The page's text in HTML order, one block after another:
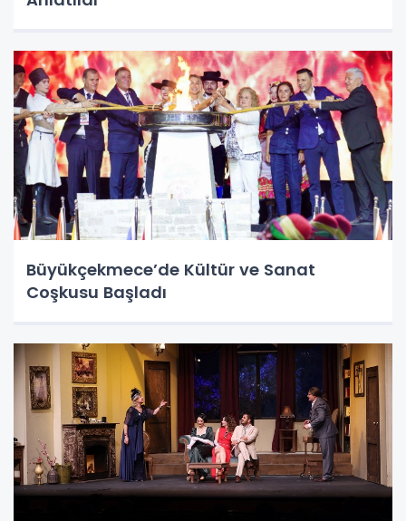
Büyükçekmece’de Kültür ve Sanat
Coşkusu Başladı